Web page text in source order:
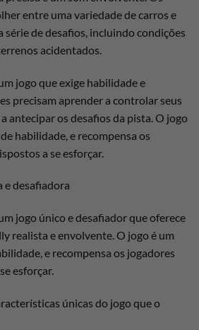
entre uma variedade de carros e
série de desafios, incluindo condições
acidentados.
jogo que exige habilidade e
precisam aprender a controlar seus
antecipar os desafios da pista. O jogo
habilidade, e recompensa os
a se esforçar.
e desafiadora
jogo único e desafiador que oferece
realista e envolvente. O jogo é um
e recompensa os jogadores
esforçar.
únicas do jogo que o